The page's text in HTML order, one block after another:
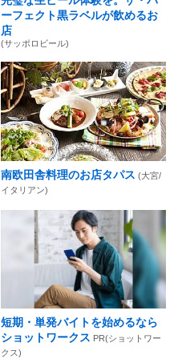
ーフェクト黒ラベルが飲めるお
店
(サッポロビール)
南欧田舎料理のお店タパス (大宮/
イタリアン)
短期・単発バイトを始めるなら
ショットワークス PR(ショットワー
クス)